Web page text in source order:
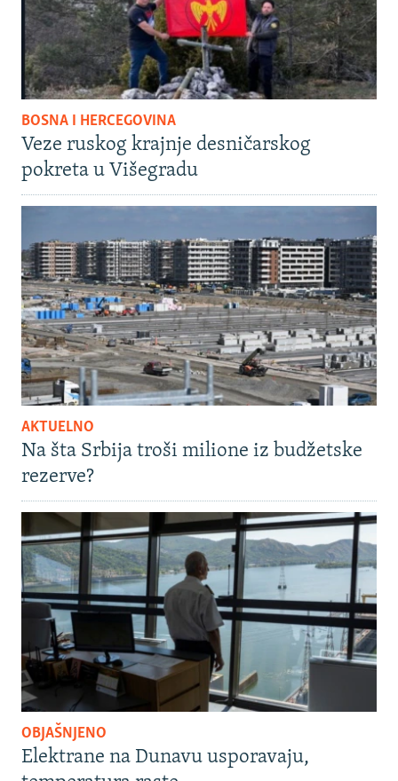
BOSNA I HERCEGOVINA
Veze ruskog krajnje desničarskog
pokreta u Višegradu
AKTUELNO
Na šta Srbija troši milione iz budžetske
rezerve?
OBJAŠNJENO
Elektrane na Dunavu usporavaju,